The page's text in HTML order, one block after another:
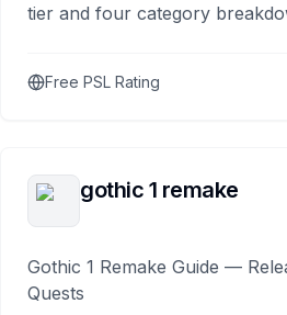
tier and four category
Free PSL Rating
gothic 1 remake
Gothic 1 Remake Guide —
Quests